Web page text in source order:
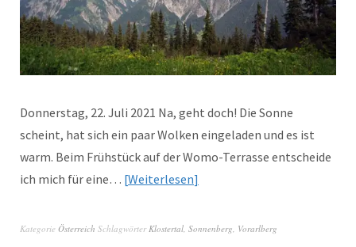
Donnerstag, 22. Juli 2021 Na, geht doch! Die Sonne
scheint, hat sich ein paar Wolken eingeladen und es ist
warm. Beim Frühstück auf der Womo-Terrasse entscheide
ich mich für eine… Weiterlesen
Kategorie Österreich Schlagwörter Klostertal Sonnenberg Vorarlberg